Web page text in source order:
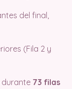
del final,
(Fila 2 y
durante 73 filas